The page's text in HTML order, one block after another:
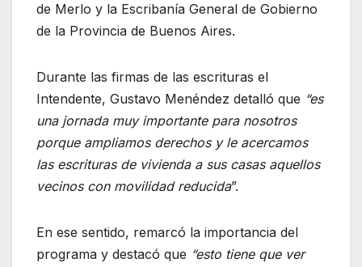
de Merlo y la Escribanía General de Gobierno
de la Provincia de Buenos Aires.
Durante las firmas de las escrituras el
Intendente, Gustavo Menéndez detalló que “es
una jornada muy importante para nosotros
porque ampliamos derechos y le acercamos
las escrituras de vivienda a sus casas aquellos
vecinos con movilidad reducida”.
En ese sentido, remarcó la importancia del
programa y destacó que “esto tiene que ver